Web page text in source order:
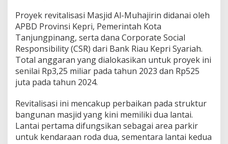
t
a
l
i
s
a
s
Proyek revitalisasi Masjid Al-Muhajirin didanai oleh
APBD Provinsi Kepri, Pemerintah Kota
Tanjungpinang, serta dana Corporate Social
Responsibility (CSR) dari Bank Riau Kepri Syariah.
Total anggaran yang dialokasikan untuk proyek ini
senilai Rp3,25 miliar pada tahun 2023 dan Rp525
juta pada tahun 2024.
Revitalisasi ini mencakup perbaikan pada struktur
bangunan masjid yang kini memiliki dua lantai.
Lantai pertama difungsikan sebagai area parkir
untuk kendaraan roda dua, sementara lantai kedua